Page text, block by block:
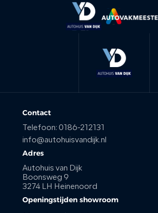
HOME
DIENSTEN
Contact
Telefoon: 0186-212131
info@autohuisvandijk.nl
Adres
Autohuis van Dijk
Boonsweg 9
3274 LH Heinenoord
Openingstijden showroom